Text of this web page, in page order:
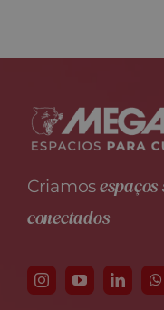
Criamos
conectados